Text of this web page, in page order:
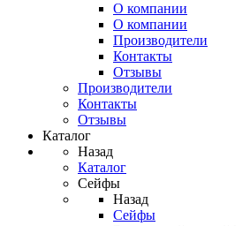
О компании
О компании
Производители
Контакты
Отзывы
Производители
Контакты
Отзывы
Каталог
Назад
Каталог
Сейфы
Назад
Сейфы